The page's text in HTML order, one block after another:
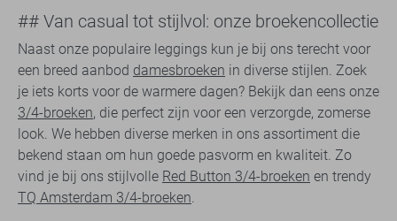
## Van casual tot stijlvol: onze broekencollectie
Naast onze populaire leggings kun je bij ons terecht voor
een breed aanbod damesbroeken in diverse stijlen. Zoek
je iets korts voor de warmere dagen? Bekijk dan eens onze
3/4-broeken, die perfect zijn voor een verzorgde, zomerse
look. We hebben diverse merken in ons assortiment die
bekend staan om hun goede pasvorm en kwaliteit. Zo
vind je bij ons stijlvolle Red Button 3/4-broeken en trendy
TQ Amsterdam 3/4-broeken